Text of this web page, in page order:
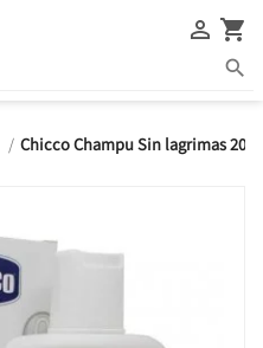

 
Chicco Champu Sin lagrimas 200